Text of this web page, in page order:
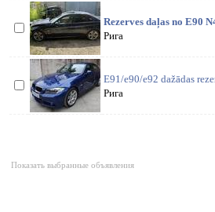
Rezerves daļas no E90
Рига
E91/e90/e92 dažādas
Рига
Показать выбранные объявления